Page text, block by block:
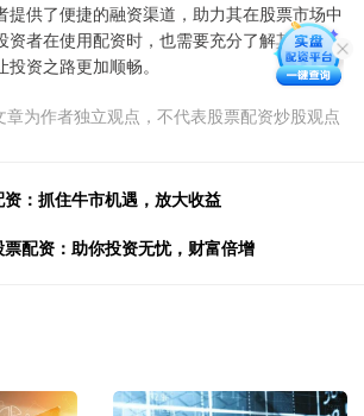
提供了便捷的融资渠道，助力其在股票市场中
资者在使用配资时，也需要充分了解其风险，
资之路更加顺畅。
章为作者独立观点，不代表股票配资炒股观点
：抓住牛市机遇，放大收益
配资：助你投资无忧，财富倍增